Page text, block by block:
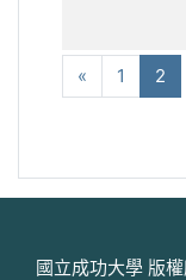
« 向前1 2
國立成功大學 版